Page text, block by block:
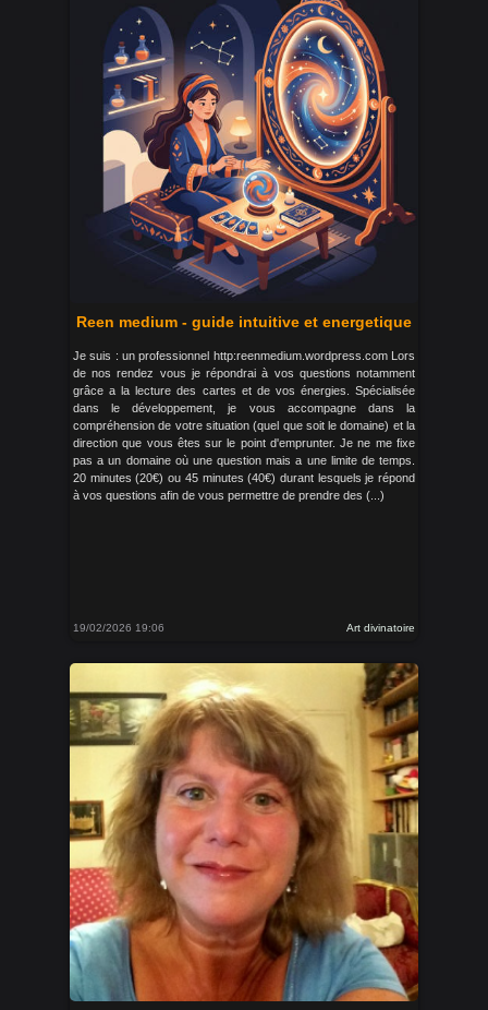
Reen medium - guide intuitive et energetique
Je suis : un professionnel http:reenmedium.wordpress.com Lors
de nos rendez vous je répondrai à vos questions notamment
grâce a la lecture des cartes et de vos énergies. Spécialisée
dans le développement, je vous accompagne dans la
compréhension de votre situation (quel que soit le domaine) et la
direction que vous êtes sur le point d'emprunter. Je ne me fixe
pas a un domaine où une question mais a une limite de temps.
20 minutes (20€) ou 45 minutes (40€) durant lesquels je répond
à vos questions afin de vous permettre de prendre des (...)
19/02/2026 19:06 Art divinatoire